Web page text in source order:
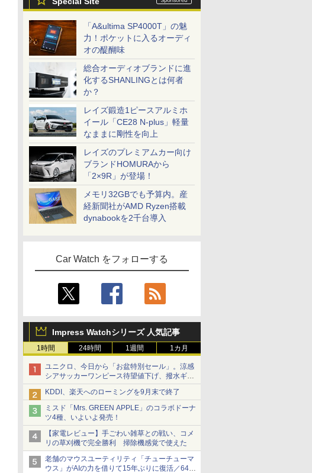
「A&ultima SP4000T」の魅
力！ポケットに入るオーディ
オの醍醐味
総合オーディオブランドに進
化するSHANLINGとは何者
か？
レイズ鍛造1ピースアルミホ
イール「CE28 N-plus」軽量
なままに剛性を向上
レイズのプレミアムカー向け
ブランドHOMURAから
「2×9R」が登場！
メモリ32GBでも予算内。産
経新聞社がAMD Ryzen搭載
dynabookを2千台導入
Car Watch をフォローする
Impress Watchシリーズ 人気記事
1時間 24時間 1週間 1カ月
ユニクロ、今日から「お盆特別セール」。涼感
シアサッカーワンピース待望値下げ、撥水ギア
ショーツは1990円に
KDDI、楽天へのローミングを9月末で終了
ミスド「Mrs. GREEN APPLE」のコラボドーナ
ツ4種、いよいよ発売！
【家電レビュー】手ごわい雑草との戦い、コメ
リの草刈機で完全勝利 掃除機感覚で使えた
老舗のマウスユーティリティ「チューチューマ
ウス」がAIの力を借りて15年ぶりに復活／64bit